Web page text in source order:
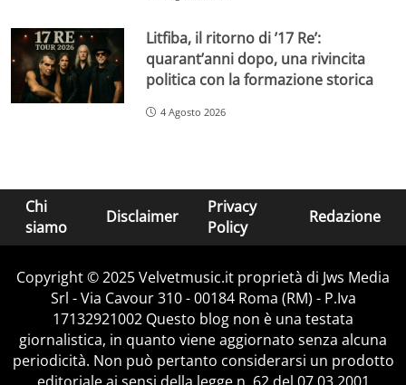
Litfiba, il ritorno di ’17 Re’:
quarant’anni dopo, una rivincita
politica con la formazione storica
4 Agosto 2026
Chi
siamo
Disclaimer
Privacy
Policy
Redazione
Copyright © 2025 Velvetmusic.it proprietà di Jws Media
Srl - Via Cavour 310 - 00184 Roma (RM) - P.Iva
17132921002 Questo blog non è una testata
giornalistica, in quanto viene aggiornato senza alcuna
periodicità. Non può pertanto considerarsi un prodotto
editoriale ai sensi della legge n. 62 del 07.03.2001